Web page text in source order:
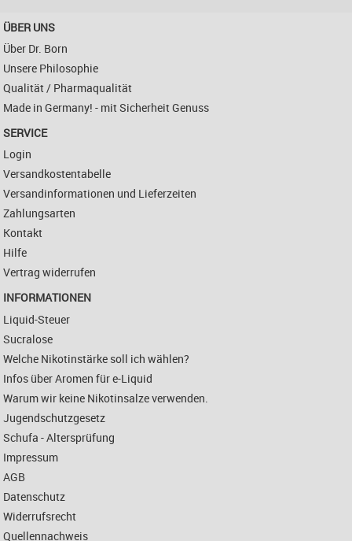
ÜBER UNS
Über Dr. Born
Unsere Philosophie
Qualität / Pharmaqualität
Made in Germany! - mit Sicherheit Genuss
SERVICE
Login
Versandkostentabelle
Versandinformationen und Lieferzeiten
Zahlungsarten
Kontakt
Hilfe
Vertrag widerrufen
INFORMATIONEN
Liquid-Steuer
Sucralose
Welche Nikotinstärke soll ich wählen?
Infos über Aromen für e-Liquid
Warum wir keine Nikotinsalze verwenden.
Jugendschutzgesetz
Schufa - Altersprüfung
Impressum
AGB
Datenschutz
Widerrufsrecht
Quellennachweis